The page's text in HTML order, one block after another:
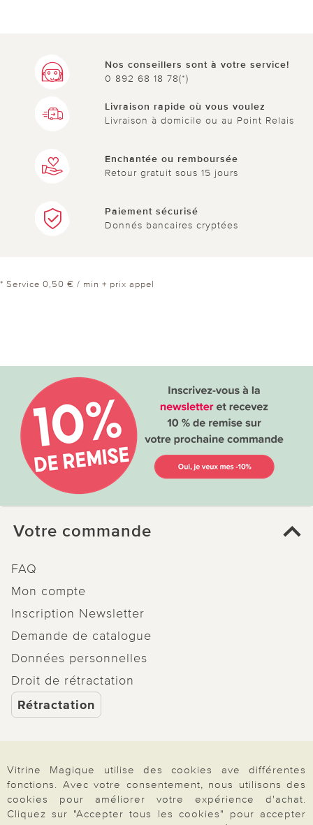
Nos conseillers sont à votre service!
0 892 68 18 78(*)
Livraison rapide où vous voulez
Livraison à domicile ou au Point Relais
Enchantée ou remboursée
Retour gratuit sous 15 jours
Paiement sécurisé
Donnés bancaires cryptées
* Service 0,50 € / min + prix appel
Votre commande
FAQ
Mon compte
Inscription Newsletter
Demande de catalogue
Données personnelles
Droit de rétractation
Rétractation
Paiement & Livraison
Vitrine Magique utilise des cookies ave différentes
fonctions. Avec votre consentement, nous utilisons des
cookies pour améliorer votre expérience d'achat.
Cliquez sur "Accepter tous les cookies" pour accepter